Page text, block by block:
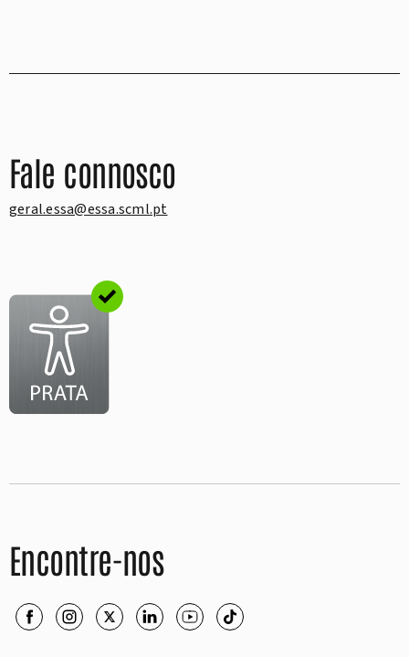
Fale connosco
geral.essa@essa.scml.pt
Encontre-nos